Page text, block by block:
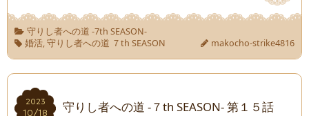
守りし者への道 -7th SEASON-
婚活,守りし者への道 ７th SEASON makocho-strike4816
2023
10/18
2023
10/18
守りし者への道 -７th SEASON- 第１５話